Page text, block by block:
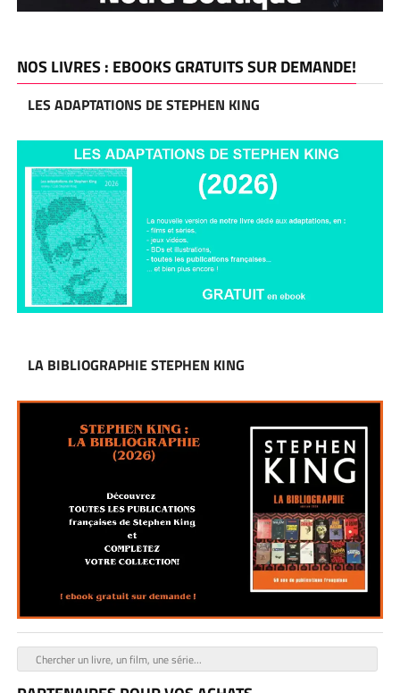
NOS LIVRES : EBOOKS GRATUITS SUR DEMANDE!
LES ADAPTATIONS DE STEPHEN KING
LA BIBLIOGRAPHIE STEPHEN KING